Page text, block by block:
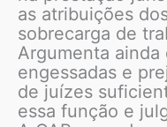
as atribuições
sobrecarga de
Argumenta
engessadas e
de juízes
essa função e